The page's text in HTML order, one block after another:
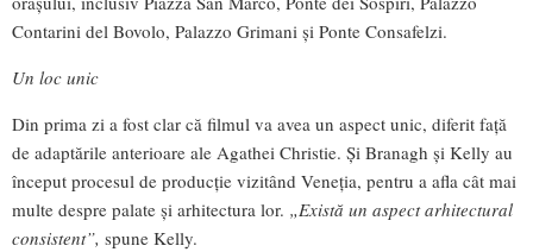
Contarini del Bovolo, Palazzo Grimani şi Ponte Consafelzi.
Un loc unic
Din prima zi a fost clar că filmul va avea un aspect unic, diferit față
de adaptările anterioare ale Agathei Christie. Și Branagh și Kelly au
început procesul de producţie vizitând Veneția, pentru a afla cât mai
multe despre palate și arhitectura lor. „Există un aspect arhitectural
consistent”, spune Kelly.